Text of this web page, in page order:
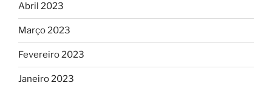
Abril 2023
Março 2023
Fevereiro 2023
Janeiro 2023